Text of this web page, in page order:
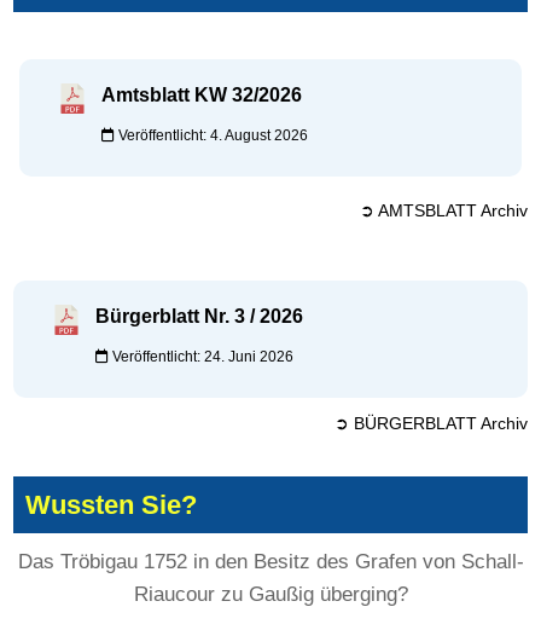
Amtsblatt KW 32/2026
Veröffentlicht: 4. August 2026
➲ AMTSBLATT Archiv
Bürgerblatt Nr. 3 / 2026
Veröffentlicht: 24. Juni 2026
➲ BÜRGERBLATT Archiv
Wussten Sie?
Das Tröbigau 1752 in den Besitz des Grafen von Schall-
Riaucour zu Gaußig überging?